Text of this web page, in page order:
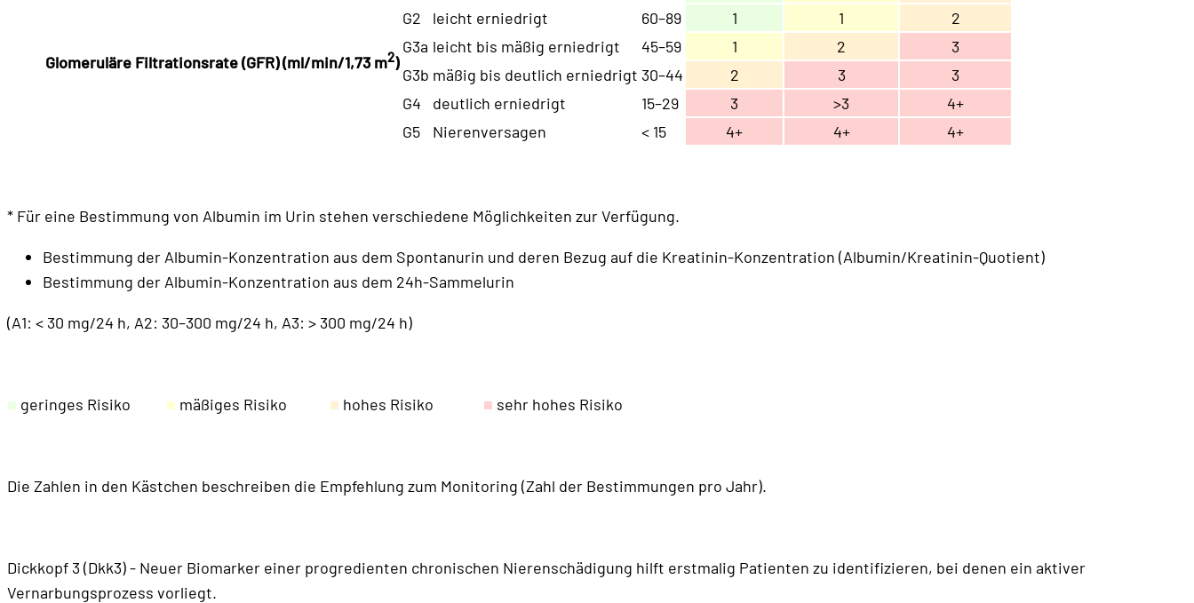
Glomeruläre Filtrationsrate (GFR) (ml/min/1,73 m2)
G2
leicht erniedrigt 60–89 1 1
2
G3a leicht bis mäßig erniedrigt 45–59 1 2
3
G3b mäßig bis deutlich erniedrigt 30–44 2 3
3
G4
deutlich erniedrigt 15–29 3 >3
4+
G5
Nierenversagen < 15 4+ 4+ 4+
* Für eine Bestimmung von Albumin im Urin stehen verschiedene Möglichkeiten zur Verfügung.
Bestimmung der Albumin-Konzentration aus dem Spontanurin und deren Bezug auf die Kreatinin-Konzentration (Albumin/Kreatinin-Quotient)
Bestimmung der Albumin-Konzentration aus dem 24h-Sammelurin
(A1: < 30 mg/24 h, A2: 30–300 mg/24 h, A3: > 300 mg/24 h)
■ geringes Risiko ■ mäßiges Risiko ■ hohes Risiko ■ sehr hohes Risiko
Die Zahlen in den Kästchen beschreiben die Empfehlung zum Monitoring (Zahl der Bestimmungen pro Jahr).
Dickkopf 3 (Dkk3) - Neuer Biomarker einer progredienten chronischen Nierenschädigung hilft erstmalig Patienten zu identifizieren, bei denen ein aktiver
Vernarbungsprozess vorliegt.